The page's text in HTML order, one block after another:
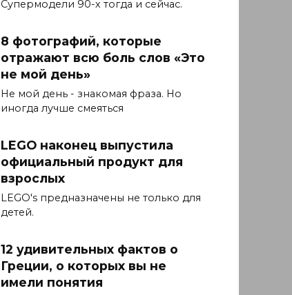
Супермодели 90-х тогда и сейчас.
8 фотографий, которые
отражают всю боль слов «Это
не мой день»
Не мой день - знакомая фраза. Но
иногда лучше смеяться
LEGO наконец выпустила
официальный продукт для
взрослых
LEGO's предназначены не только для
детей.
12 удивительных фактов о
Греции, о которых вы не
имели понятия